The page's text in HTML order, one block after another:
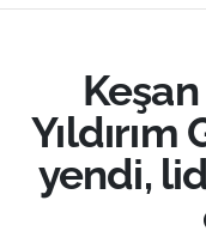
yendi,
ASAYİŞ
SİYASET